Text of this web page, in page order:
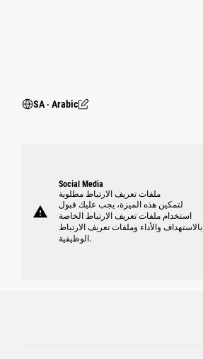
SA ‧ Arabic
warning
Social Media
ملفات تعريف الارتباط مطلوبة
لتمكين هذه الميزة، يجب عليك قبول
استخدام ملفات تعريف الارتباط الخاصة
بالاستهداف والأداء وملفات تعريف الارتباط
الوظيفية.